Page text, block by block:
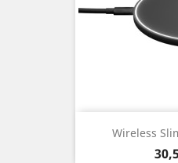
Wireless
Prix